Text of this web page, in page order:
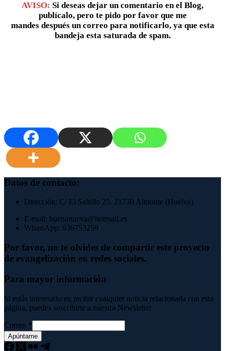
AVISO: Si deseas dejar un comentario en el Blog,
publícalo, pero te pido por favor que me
mandes después un correo para notificarlo, ya que esta
bandeja esta saturada de spam.
Datos de contacto:
Dirección: C/ El Saltillo 25, 21730 Almonte (Huelva)
E-mail: buenanueva@hotmail.es
WhatsApp: 636753259
Por favor, no te olvides de compartir este proyecto
de evangelización en redes sociales.
Para mayor información
Si estás interesado en recibir cualquier noticia relacionada con esta
página, puedes suscribirte a nuestra Newsletter
Correo *
Apúntame